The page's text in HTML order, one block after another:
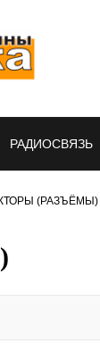
РАДИОСВЯЗЬ
(РАЗЪЁМЫ)